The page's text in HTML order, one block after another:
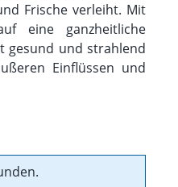
Frische verleiht. Mit
eine ganzheitliche
gesund und strahlend
Einflüssen und